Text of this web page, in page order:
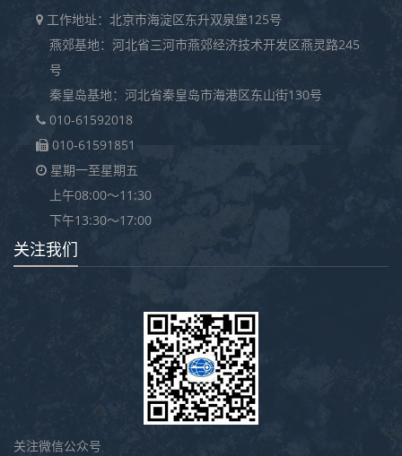
工作地址：北京市海淀区东升双泉堡125号
燕郊基地：河北省三河市燕郊经济技术开发区燕灵路245
号
秦皇岛基地：河北省秦皇岛市海港区东山街130号
010-61592018
010-61591851
星期一至星期五
上午08:00～11:30
下午13:30～17:00
关注我们
关注微信公众号